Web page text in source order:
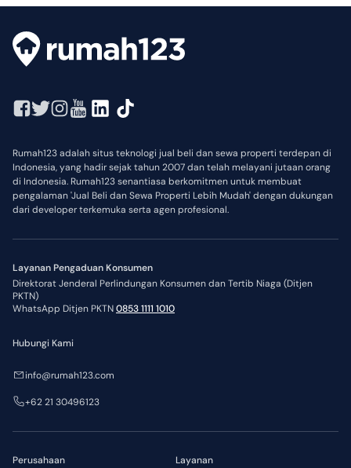
Rumah123 adalah situs teknologi jual beli dan sewa properti terdepan di
Indonesia, yang hadir sejak tahun 2007 dan telah melayani jutaan orang
di Indonesia. Rumah123 senantiasa berkomitmen untuk membuat
pengalaman 'Jual Beli dan Sewa Properti Lebih Mudah' dengan dukungan
dari developer terkemuka serta agen profesional.
Layanan Pengaduan Konsumen
Direktorat Jenderal Perlindungan Konsumen dan Tertib Niaga (Ditjen
PKTN)
WhatsApp Ditjen PKTN0853 1111 1010
Perusahaan Layanan
Hubungi Kami
info@rumah123.com
+62 21 30496123